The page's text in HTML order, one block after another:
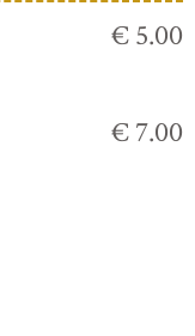
€ 5.00
€ 7.00